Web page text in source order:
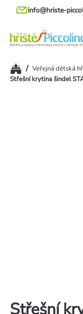
Přejít
info@hriste-
Domů/ Veřejná dětská
Střešní krytina šindel
Střešní